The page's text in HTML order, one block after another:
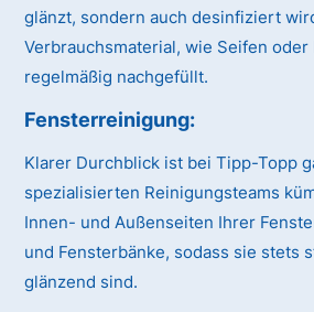
glänzt, sondern auch desinfiziert
Verbrauchsmaterial, wie Seifen oder
regelmäßig nachgefüllt.
Fensterreinigung:
Klarer Durchblick ist bei Tipp-Topp
spezialisierten Reinigungsteams
Innen- und Außenseiten Ihrer
und Fensterbänke, sodass sie stets
glänzend sind.